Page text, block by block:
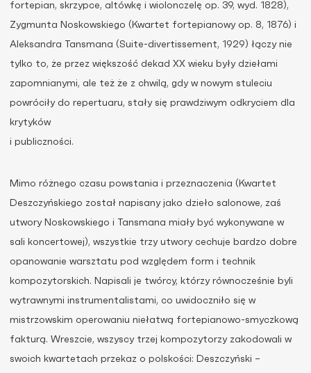
fortepian, skrzypce, altówkę i wiolonczelę op. 39, wyd. 1828),
Zygmunta Noskowskiego (Kwartet fortepianowy op. 8, 1876) i
Aleksandra Tansmana (Suite-divertissement, 1929) łączy nie
tylko to, że przez większość dekad XX wieku były dziełami
zapomnianymi, ale też że z chwilą, gdy w nowym stuleciu
powróciły do repertuaru, stały się prawdziwym odkryciem dla
krytyków
i publiczności.
Mimo różnego czasu powstania i przeznaczenia (Kwartet
Deszczyńskiego został napisany jako dzieło salonowe, zaś
utwory Noskowskiego i Tansmana miały być wykonywane w
sali koncertowej), wszystkie trzy utwory cechuje bardzo dobre
opanowanie warsztatu pod względem form i technik
kompozytorskich. Napisali je twórcy, którzy równocześnie byli
wytrawnymi instrumentalistami, co uwidoczniło się w
mistrzowskim operowaniu niełatwą fortepianowo-smyczkową
fakturą. Wreszcie, wszyscy trzej kompozytorzy zakodowali w
swoich kwartetach przekaz o polskości: Deszczyński –